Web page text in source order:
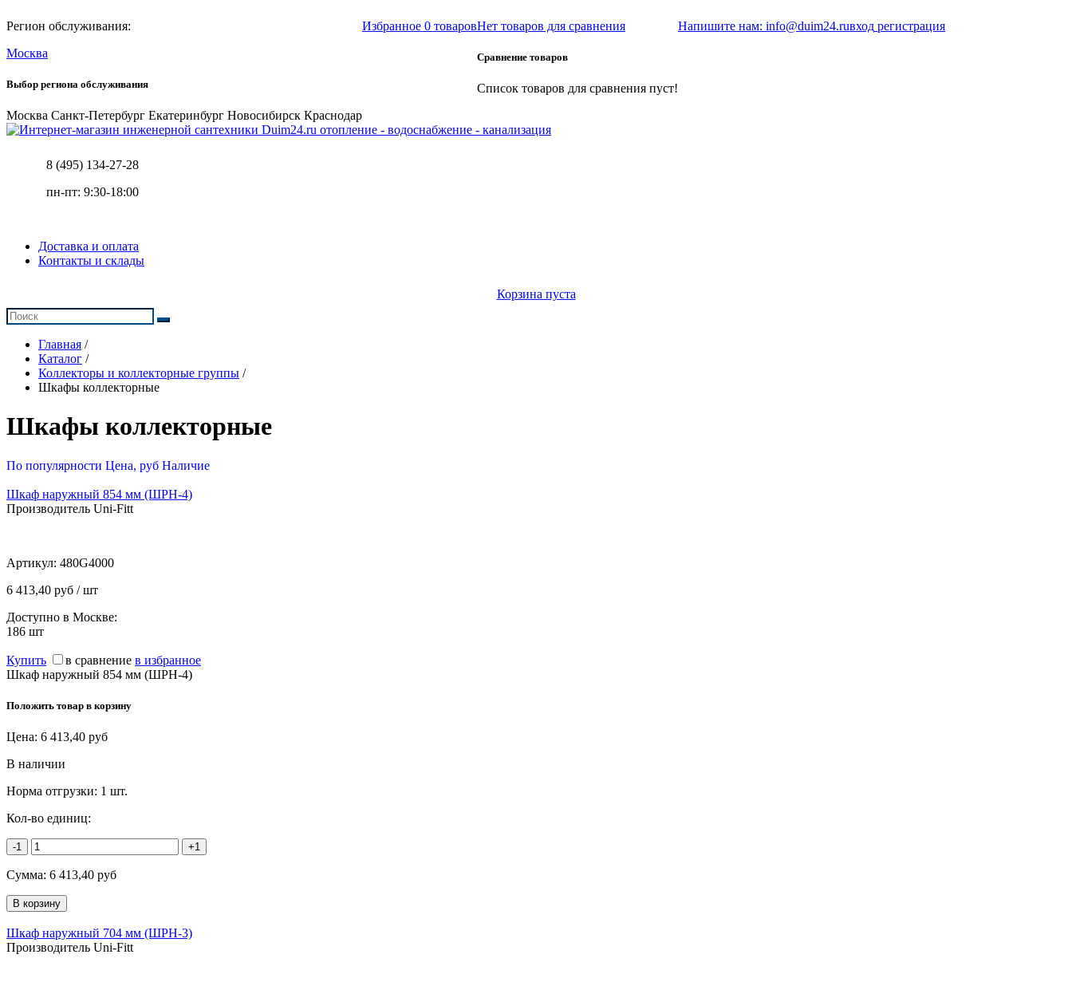
Регион обслуживания:
Москва
Выбор региона обслуживания
Москва Санкт-Петербург Екатеринбург Новосибирск Краснодар
Избранное 0 товаровНет товаров для сравнения
Сравнение товаров
Список товаров для сравнения пуст!
Напишите нам: info@duim24.ruвход регистрация
отопление - водоснабжение - канализация
8 (495) 134-27-28
пн-пт: 9:30-18:00
Доставка и оплата
Контакты и склады
Корзина пуста
Главная /
Каталог /
Коллекторы и коллекторные группы /
Шкафы коллекторные
Шкафы коллекторные
По популярности Цена, руб Наличие
Шкаф наружный 854 мм (ШРН-4)
Производитель Uni-Fitt
Артикул: 480G4000
6 413,40 руб / шт
Доступно в Москве:
186 шт
Купить в сравнение в избранное
Шкаф наружный 854 мм (ШРН-4)
Положить товар в корзину
Цена: 6 413,40 руб
В наличии
Норма отгрузки: 1 шт.
Кол-во единиц:
-1 +1
Сумма: 6 413,40 руб
Шкаф наружный 704 мм (ШРН-3)
Производитель Uni-Fitt